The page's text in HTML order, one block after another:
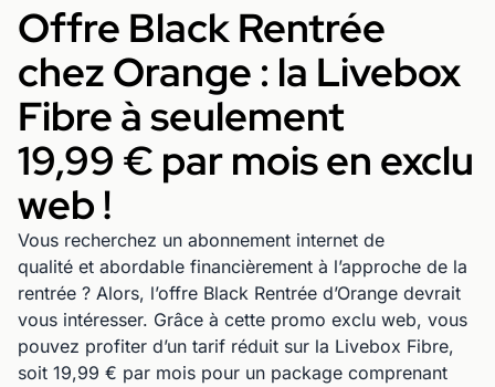
Offre Black Rentrée
chez Orange : la Livebox
Fibre à seulement
19,99 € par mois en exclu
web !
Vous recherchez un abonnement internet de
qualité et abordable financièrement à l’approche de la
rentrée ? Alors, l’offre Black Rentrée d’Orange devrait
vous intéresser. Grâce à cette promo exclu web, vous
pouvez profiter d’un tarif réduit sur la Livebox Fibre,
soit 19,99 € par mois pour un package comprenant